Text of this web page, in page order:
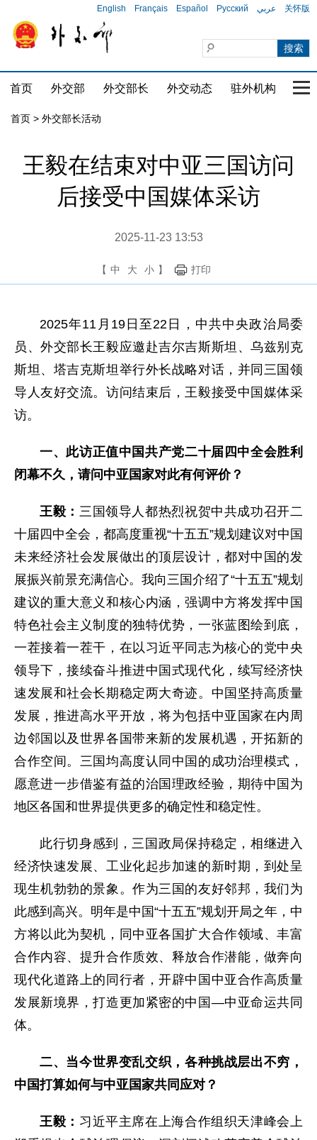
English Français Español Русский عربي 关怀版
首页 外交部 外交部长 外交动态 驻外机构 国
首页 > 外交部长活动
王毅在结束对中亚三国访问
后接受中国媒体采访
2025-11-23 13:53
【 中 大 小 】 打印
2025年11月19日至22日，中共中央政治局委
员、外交部长王毅应邀赴吉尔吉斯斯坦、乌兹别克
斯坦、塔吉克斯坦举行外长战略对话，并同三国领
导人友好交流。访问结束后，王毅接受中国媒体采
访。
一、此访正值中国共产党二十届四中全会胜利
闭幕不久，请问中亚国家对此有何评价？
王毅： 三国领导人都热烈祝贺中共成功召开二
十届四中全会，都高度重视“十五五”规划建议对中国
未来经济社会发展做出的顶层设计，都对中国的发
展振兴前景充满信心。我向三国介绍了“十五五”规划
建议的重大意义和核心内涵，强调中方将发挥中国
特色社会主义制度的独特优势，一张蓝图绘到底，
一茬接着一茬干，在以习近平同志为核心的党中央
领导下，接续奋斗推进中国式现代化，续写经济快
速发展和社会长期稳定两大奇迹。中国坚持高质量
发展，推进高水平开放，将为包括中亚国家在内周
边邻国以及世界各国带来新的发展机遇，开拓新的
合作空间。三国均高度认同中国的成功治理模式，
愿意进一步借鉴有益的治国理政经验，期待中国为
地区各国和世界提供更多的确定性和稳定性。
此行切身感到，三国政局保持稳定，相继进入
经济快速发展、工业化起步加速的新时期，到处呈
现生机勃勃的景象。作为三国的友好邻邦，我们为
此感到高兴。明年是中国“十五五”规划开局之年，中
方将以此为契机，同中亚各国扩大合作领域、丰富
合作内容、提升合作质效、释放合作潜能，做奔向
现代化道路上的同行者，开辟中国中亚合作高质量
发展新境界，打造更加紧密的中国—中亚命运共同
体。
二、当今世界变乱交织，各种挑战层出不穷，
中国打算如何与中亚国家共同应对？
王毅： 习近平主席在上海合作组织天津峰会上